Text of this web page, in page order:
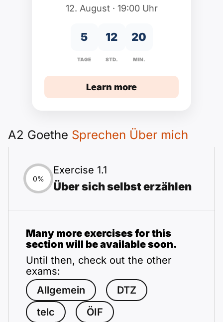
B1 Pflege (telc)
Schools & Courses12. August · 19:00 Uhr
5
TAGE
12
STD.
20
MIN.
Learn more
A2 Goethe Sprechen Über mich
0%
Exercise 1.1
Über sich selbst erzählen
Many more exercises for this
section will be available soon.
Until then, check out the other
exams:
Allgemein
DTZ
telc
ÖIF